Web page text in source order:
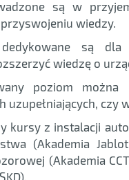
są w
wiedzy.
dedykowane są
wiedzę o
poziom można
uzupełniających, czy
kursy z instalacji
(Akademia
(Akademia